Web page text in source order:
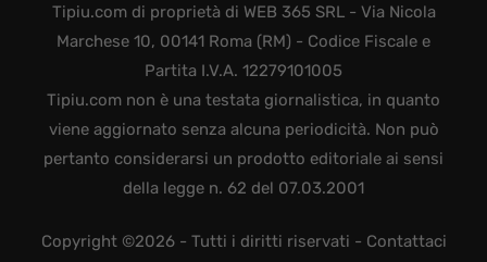
Tipiu.com di proprietà di WEB 365 SRL - Via Nicola
Marchese 10, 00141 Roma (RM) - Codice Fiscale e
Partita I.V.A. 12279101005
Tipiu.com non è una testata giornalistica, in quanto
viene aggiornato senza alcuna periodicità. Non può
pertanto considerarsi un prodotto editoriale ai sensi
della legge n. 62 del 07.03.2001
Copyright ©2026 - Tutti i diritti riservati - Contattaci